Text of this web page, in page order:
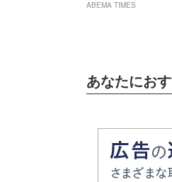
ABEMA TIMES
あなたにお